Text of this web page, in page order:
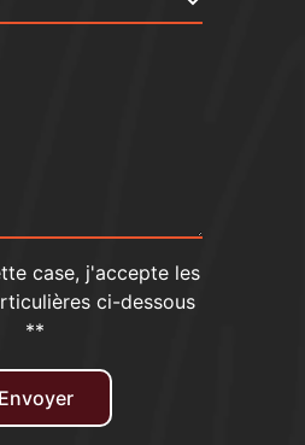
case, j'accepte les
ci-dessous
**
Envoyer